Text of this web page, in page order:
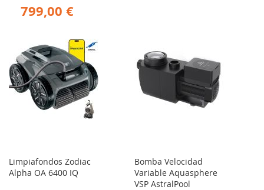
799,00 €
Limpiafondos Zodiac
Alpha OA 6400 IQ
Bomba Velocidad
Variable Aquasphere
VSP AstralPool